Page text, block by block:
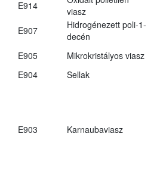
E914
viasz
E907
Hidrogénezett poli-1-
decén
E905 Mikrokristályos viasz
E904
Sellak
E903 Karnaubaviasz